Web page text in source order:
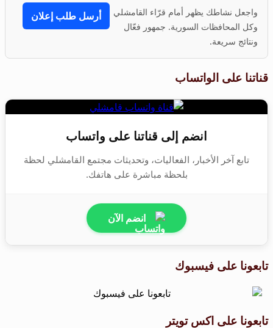
واجعل نشاطك يظهر أمام قرّاء القامشلي
وكل المحافظات السورية. جمهور فعّال
ونتائج سريعة.
أرسل طلب إعلان
قناتنا على الواتساب
انضم إلى قناتنا على واتساب
تابع آخر الأخبار، الفعاليات، وتحديثات مجتمع القامشلي لحظة
بلحظة مباشرة على هاتفك.
انضم الآن
تابعونا على فيسبوك
تابعونا على اكس تويتر